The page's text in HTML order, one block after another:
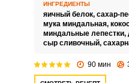
ИНГРЕДИЕНТЫ
яичный белок, сахар-
мука миндальная,
миндальные лепестки,
сыр сливочный,
90 мин